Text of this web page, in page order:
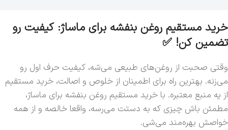
خرید مستقیم روغن بنفشه برای ماساژ: کیفیت رو
تضمین کن! ✅
وقتی صحبت از روغن‌های طبیعی می‌شه، کیفیت حرف اول رو
می‌زنه. بهترین راه برای اطمینان از خلوص و اصالت، خرید مستقیم
از یه منبع معتبره. با خرید مستقیم روغن بنفشه برای ماساژ،
مطمئن باش چیزی که به دستت می‌رسه، واقعا خالصه و از همه
خواصش بهره‌مند می‌شی.